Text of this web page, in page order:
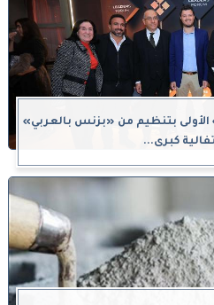
الأولى بتنظيم من «بزنس بالعربي»
كبرى...